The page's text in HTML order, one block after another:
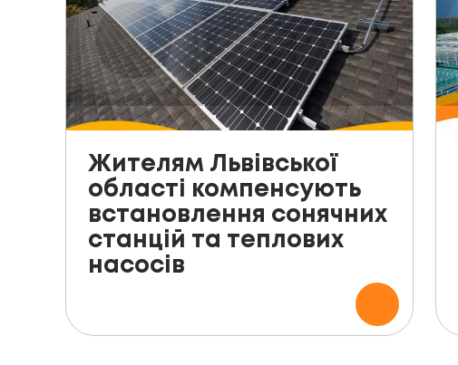
Жителям Львівської
області компенсують
встановлення сонячних
станцій та теплових
насосів